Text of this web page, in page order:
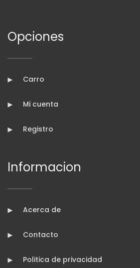
Opciones
Carro
Mi cuenta
Registro
Informacion
Acerca de
Contacto
Politica de privacidad